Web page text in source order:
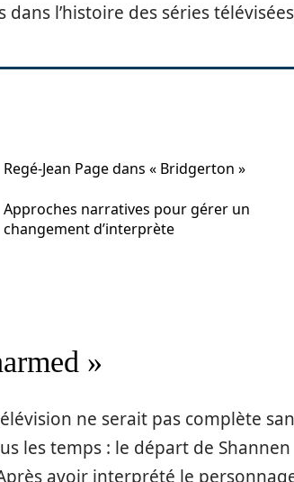
l’histoire des séries
Regé-Jean Page dans « Bridgerton »
Approches narratives pour gérer un
changement d’interprète
»
ne serait pas complète
les temps : le départ de Shannen
avoir interprété le